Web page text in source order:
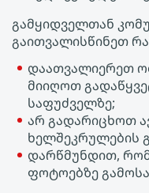
გამყიდველთან
გაითვალისწინეთ
დაათვალიერეთ
მიიღოთ
საფუძველზე;
არ გადარიცხოთ
ხელშეკრულების
დარწმუნდით,
ფოტოებზე